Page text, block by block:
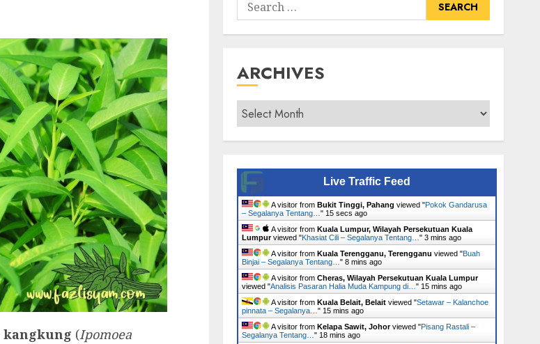
kangkung (Ipomoea
for:
ARCHIVES
Archives
Live Traffic Feed
A visitor from Bukit Tinggi, Pahang viewed "Pokok Gandarusa
– Segalanya Tentang… " 16 secs ago
A visitor from Kuala Lumpur, Wilayah Persekutuan Kuala
Lumpurviewed "Khasiat Cili – Segalanya Tentang… " 3 mins ago
A visitor from Kuala Terengganu, Terengganu viewed "Buah
Binjai – Segalanya Tentang… " 8 mins ago
A visitor from Cheras, Wilayah Persekutuan Kuala Lumpur
viewed "Analisis Pasaran Halia Muda Kampung di… " 15 mins ago
A visitor from Kuala Belait, Belaitviewed "Setawar – Kalanchoe
pinnata – Segalanya… " 15 mins ago
A visitor from Kelapa Sawit, Johorviewed "Pisang Rastali –
Segalanya Tentang… " 18 mins ago